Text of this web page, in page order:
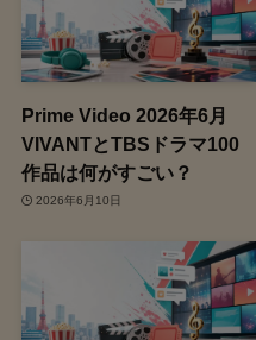
Prime Video 2026年6月
VIVANTとTBSドラマ100
作品は何がすごい？
2026年6月10日